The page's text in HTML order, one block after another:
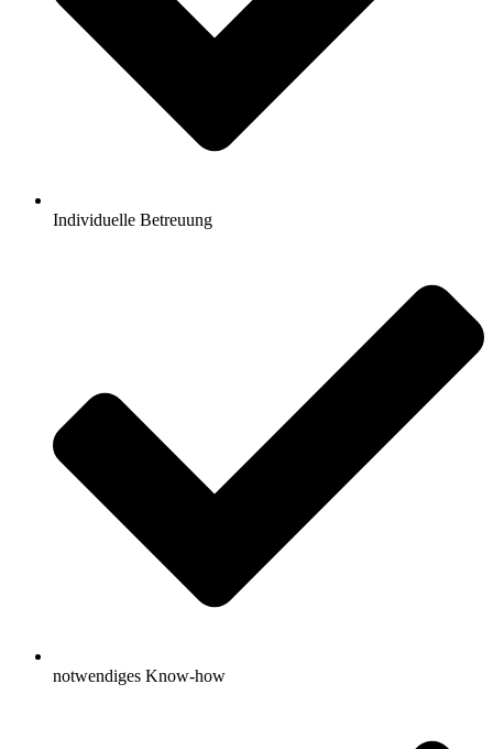
Individuelle Betreuung
notwendiges Know-how